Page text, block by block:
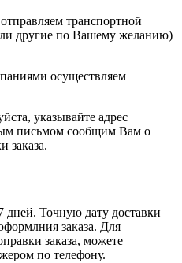
транспортной
другие по Вашему желанию)
осуществляем
указывайте адрес
письмом сообщим Вам о
заказа.
дней. Точную дату доставки
заказа. Для
заказа, можете
по телефону.